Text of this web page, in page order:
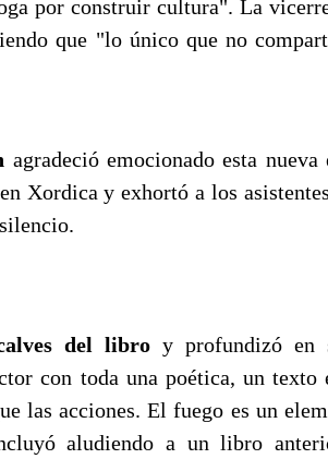
por construir cultura". La
que "lo único que no
agradeció emocionado esta
Xordica y exhortó a los
del libro y profundizó en
con toda una poética, un texto
las acciones. El fuego es un
aludiendo a un libro